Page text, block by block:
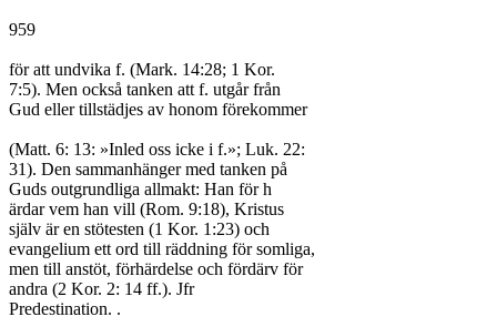
959
för att undvika f. (Mark. 14:28; 1 Kor.
7:5). Men också tanken att f. utgår från
Gud eller tillstädjes av honom förekommer
(Matt. 6: 13: »Inled oss icke i f.»; Luk. 22:
31). Den sammanhänger med tanken på
Guds outgrundliga allmakt: Han för h
ärdar vem han vill (Rom. 9:18), Kristus
själv är en stötesten (1 Kor. 1:23) och
evangelium ett ord till räddning för somliga,
men till anstöt, förhärdelse och fördärv för
andra (2 Kor. 2: 14 ff.). Jfr
Predestination. .